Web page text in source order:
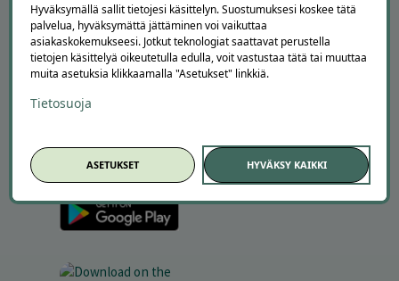
YRITYKSILLE
Markkinoi Offerillassa
Vaikuttajayhteistyö
Partneriportaali
LATAA APPI
Hyväksymällä sallit tietojesi käsittelyn. Suostumuksesi koskee tätä
palvelua, hyväksymättä jättäminen voi vaikuttaa
asiakaskokemukseesi. Jotkut teknologiat saattavat perustella
tietojen käsittelyä oikeutetulla edulla, voit vastustaa tätä tai muuttaa
muita asetuksia klikkaamalla "Asetukset" linkkiä.
Tietosuoja
ASETUKSET HYVÄKSY KAIKKI